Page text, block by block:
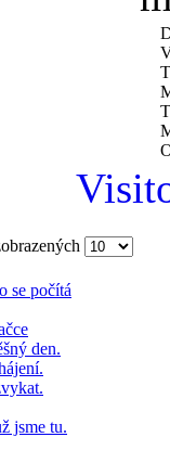
se počítá
den.
jsme tu.